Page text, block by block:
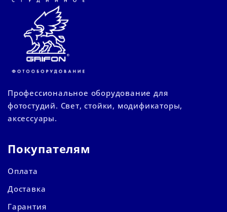
Профессиональное оборудование для
фотостудий. Свет, стойки, модификаторы,
аксессуары.
Покупателям
Оплата
Доставка
Гарантия